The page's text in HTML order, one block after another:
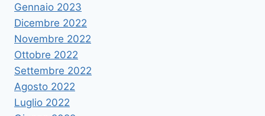
Gennaio 2023
Dicembre 2022
Novembre 2022
Ottobre 2022
Settembre 2022
Agosto 2022
Luglio 2022